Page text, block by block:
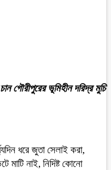
গৌরীপুরের ভূমিহীন দরিদ্র মুচি
ধরে জুতা সেলাই করা,
মাটি নাই, নিদিষ্ট কোনো